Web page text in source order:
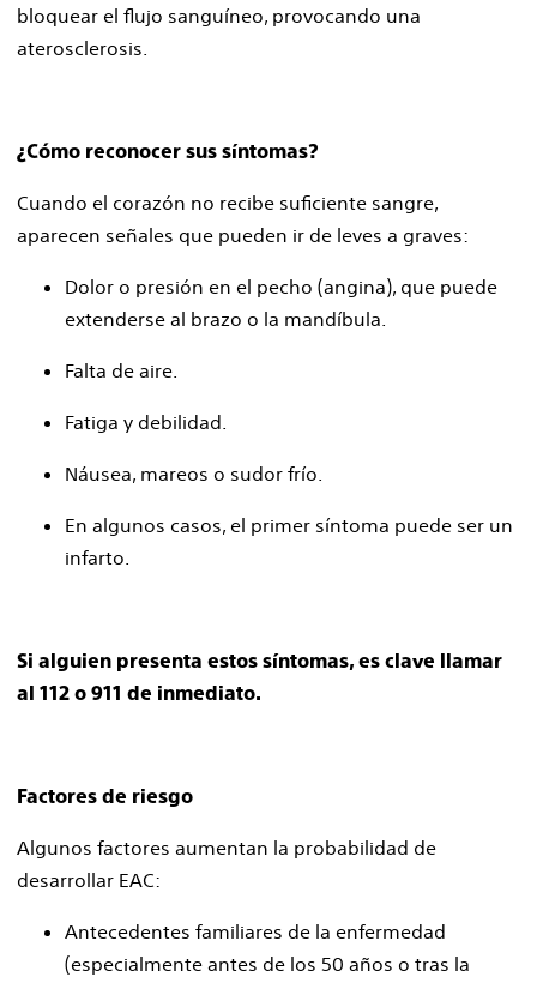
bloquear el flujo sanguíneo, provocando una
aterosclerosis.
¿Cómo reconocer sus síntomas?
Cuando el corazón no recibe suficiente sangre,
aparecen señales que pueden ir de leves a graves:
Dolor o presión en el pecho (angina), que puede
extenderse al brazo o la mandíbula.
Falta de aire.
Fatiga y debilidad.
Náusea, mareos o sudor frío.
En algunos casos, el primer síntoma puede ser un
infarto.
Si alguien presenta estos síntomas, es clave llamar
al 112 o 911 de inmediato.
Factores de riesgo
Algunos factores aumentan la probabilidad de
desarrollar EAC:
Antecedentes familiares de la enfermedad
(especialmente antes de los 50 años o tras la